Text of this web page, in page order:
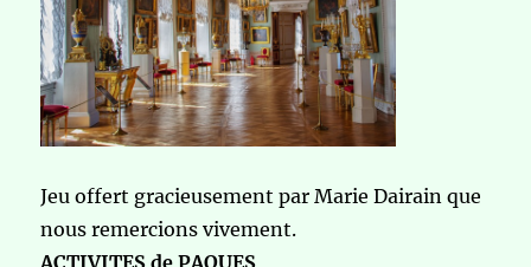
Jeu offert gracieusement par Marie Dairain que
nous remercions vivement.
ACTIVITES de PAQUES